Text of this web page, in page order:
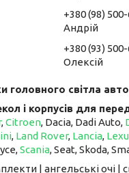
+380 (98)
Андрій
+380 (93)
Олексій
головного світла
і корпусів для
,Citroen, Dacia, Dadi Auto,
, Land Rover, Lancia,
Scania, Seat, Skoda,
| ангельські очі |